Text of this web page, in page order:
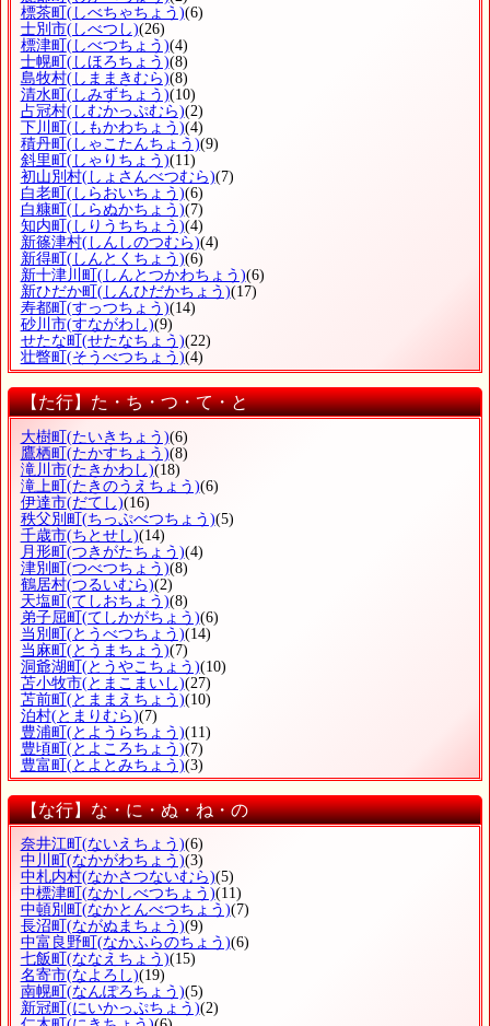
標茶町 (しべちゃちょう)(6)
士別市(しべつし)(26)
標津町 (しべつちょう)(4)
士幌町 (しほろちょう)(8)
島牧村(しままきむら)(8)
清水町 (しみずちょう)(10)
占冠村(しむかっぷむら)(2)
下川町 (しもかわちょう)(4)
積丹町 (しゃこたんちょう)(9)
斜里町 (しゃりちょう)(11)
初山別村(しょさんべつむら)(7)
白老町 (しらおいちょう)(6)
白糠町 (しらぬかちょう)(7)
知内町 (しりうちちょう)(4)
新篠津村(しんしのつむら)(4)
新得町 (しんとくちょう)(6)
新十津川町 (しんとつかわちょう)(6)
新ひだか町 (しんひだかちょう)(17)
寿都町 (すっつちょう)(14)
砂川市(すながわし)(9)
せたな町 (せたなちょう)(22)
壮瞥町 (そうべつちょう)(4)
【た行】た・ち・つ・て・と
大樹町(たいきちょう)(6)
鷹栖町(たかすちょう)(8)
滝川市(たきかわし)(18)
滝上町(たきのうえちょう)(6)
伊達市(だてし)(16)
秩父別町(ちっぷべつちょう)(5)
千歳市(ちとせし)(14)
月形町(つきがたちょう)(4)
津別町(つべつちょう)(8)
鶴居村(つるいむら)(2)
天塩町(てしおちょう)(8)
弟子屈町(てしかがちょう)(6)
当別町(とうべつちょう)(14)
当麻町(とうまちょう)(7)
洞爺湖町(とうやこちょう)(10)
苫小牧市(とまこまいし)(27)
苫前町(とままえちょう)(10)
泊村(とまりむら)(7)
豊浦町(とようらちょう)(11)
豊頃町(とよころちょう)(7)
豊富町(とよとみちょう)(3)
【な行】な・に・ぬ・ね・の
奈井江町 (ないえちょう)(6)
中川町 (なかがわちょう)(3)
中札内村(なかさつないむら)(5)
中標津町 (なかしべつちょう)(11)
中頓別町 (なかとんべつちょう)(7)
長沼町 (ながぬまちょう)(9)
中富良野町 (なかふらのちょう)(6)
七飯町 (ななえちょう)(15)
名寄市(なよろし)(19)
南幌町 (なんぽろちょう)(5)
新冠町 (にいかっぷちょう)(2)